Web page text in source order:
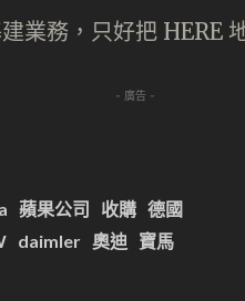
業務，只好把 HERE
- 廣告 -
蘋果公司 收購 德國
daimler 奧迪 寶馬